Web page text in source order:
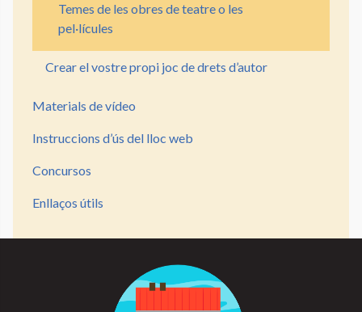
Temes de les obres de teatre o les
pel·lícules
Crear el vostre propi joc de drets d’autor
Materials de vídeo
Instruccions d’ús del lloc web
Concursos
Enllaços útils